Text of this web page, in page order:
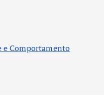
e Comportamento